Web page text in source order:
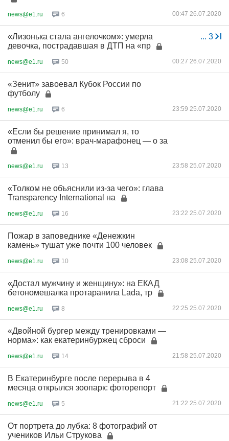
news@e1.ru 6 00:47 26.07.2020
... 3
«Лизонька стала ангелочком»: умерла
девочка, пострадавшая в ДТП на «пр
news@e1.ru 50 00:27 26.07.2020
«Зенит» завоевал Кубок России по
футболу
news@e1.ru 6 23:59 25.07.2020
«Если бы решение принимал я, то
отменил бы его»: врач-марафонец — о за
news@e1.ru 13 23:58 25.07.2020
«Толком не объяснили из-за чего»: глава
Transparency International на
news@e1.ru 16 23:22 25.07.2020
Пожар в заповеднике «Денежкин
камень» тушат уже почти 100 человек
news@e1.ru 10 23:08 25.07.2020
«Достал мужчину и женщину»: на ЕКАД
бетономешалка протаранила Lada, тр
news@e1.ru 8 22:25 25.07.2020
«Двойной бургер между тренировками —
норма»: как екатеринбуржец сброси
news@e1.ru 14 21:58 25.07.2020
В Екатеринбурге после перерыва в 4
месяца открылся зоопарк: фоторепорт
news@e1.ru 5 21:22 25.07.2020
От портрета до лубка: 8 фотографий от
учеников Ильи Струкова